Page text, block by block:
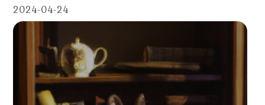
2024-04-24